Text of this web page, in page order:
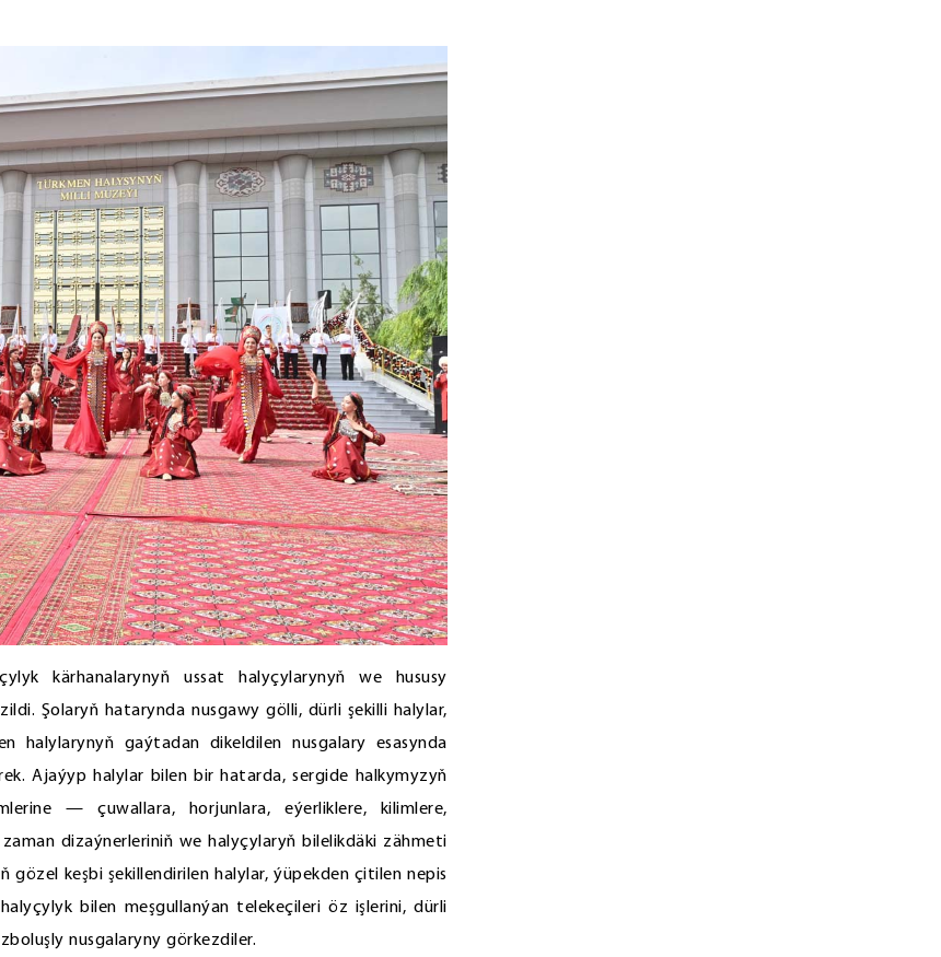
kärhanalarynyň ussat halyçylarynyň we hususy
Şolaryň hatarynda nusgawy gölli, dürli şekilli halylar,
halylarynyň gaýtadan dikeldilen nusgalary esasynda
Ajaýyp halylar bilen bir hatarda, sergide halkymyzyň
— çuwallara, horjunlara, eýerliklere, kilimlere,
dizaýnerleriniň we halyçylaryň bilelikdäki zähmeti
keşbi şekillendirilen halylar, ýüpekden çitilen nepis
bilen meşgullanýan telekeçileri öz işlerini, dürli
nusgalaryny görkezdiler.